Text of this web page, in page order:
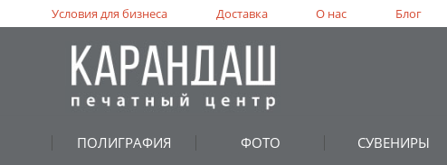
ПОЛИГРАФИЯ ФОТО СУВЕНИРЫ
Условия для бизнеса Доставка О нас Блог